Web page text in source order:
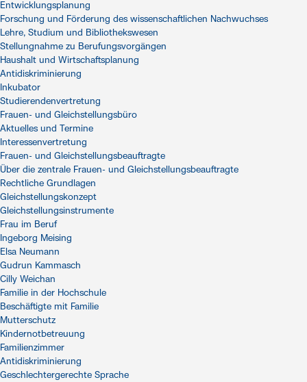
Entwicklungsplanung
Forschung und Förderung des wissenschaftlichen Nachwuchses
Lehre, Studium und Bibliothekswesen
Stellungnahme zu Berufungsvorgängen
Haushalt und Wirtschaftsplanung
Antidiskriminierung
Inkubator
Studierendenvertretung
Frauen- und Gleichstellungsbüro
Aktuelles und Termine
Interessenvertretung
Frauen- und Gleichstellungsbeauftragte
Über die zentrale Frauen- und Gleichstellungsbeauftragte
Rechtliche Grundlagen
Gleichstellungskonzept
Gleichstellungsinstrumente
Frau im Beruf
Ingeborg Meising
Elsa Neumann
Gudrun Kammasch
Cilly Weichan
Familie in der Hochschule
Beschäftigte mit Familie
Mutterschutz
Kindernotbetreuung
Familienzimmer
Antidiskriminierung
Geschlechtergerechte Sprache